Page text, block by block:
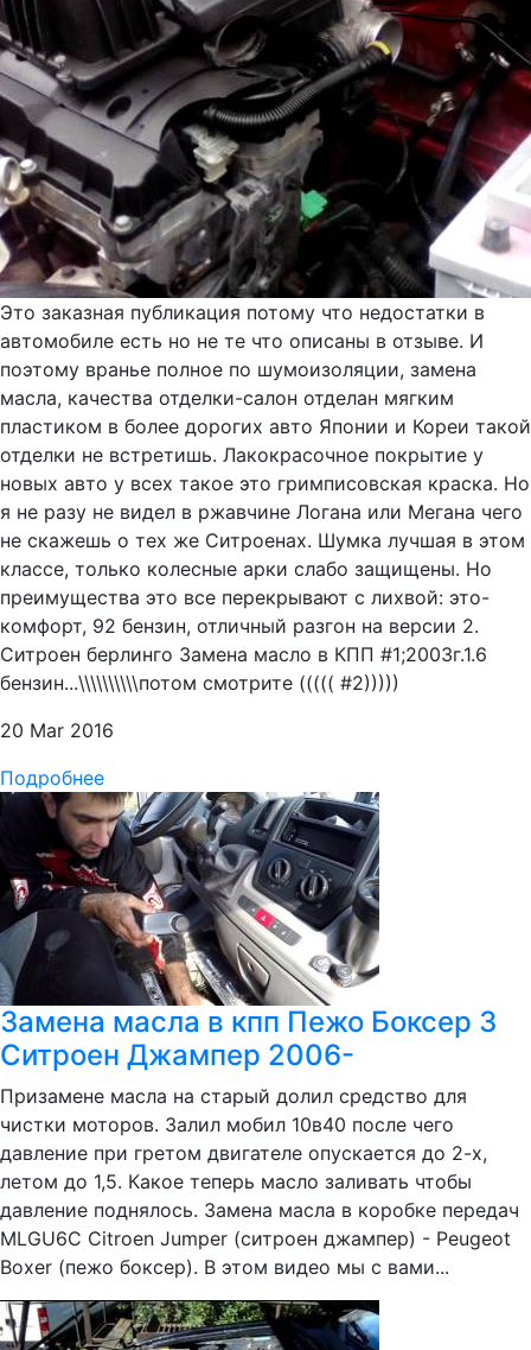
Это заказная публикация потому что недостатки в
автомобиле есть но не те что описаны в отзыве. И
поэтому вранье полное по шумоизоляции, замена
масла, качества отделки-салон отделан мягким
пластиком в более дорогих авто Японии и Кореи такой
отделки не встретишь. Лакокрасочное покрытие у
новых авто у всех такое это гримписовская краска. Но
я не разу не видел в ржавчине Логана или Мегана чего
не скажешь о тех же Ситроенах. Шумка лучшая в этом
классе, только колесные арки слабо защищены. Но
преимущества это все перекрывают с лихвой: это-
комфорт, 92 бензин, отличный разгон на версии 2.
Ситроен берлинго Замена масло в КПП #1;2003г.1.6
бензин...\\\\\\\\\\потом смотрите ((((( #2)))))
20 Mar 2016
Подробнее
Замена масла в кпп Пежо Боксер 3
Ситроен Джампер 2006-
Призамене масла на старый долил средство для
чистки моторов. Залил мобил 10в40 после чего
давление при гретом двигателе опускается до 2-х,
летом до 1,5. Какое теперь масло заливать чтобы
давление поднялось. Замена масла в коробке передач
MLGU6C Citroen Jumper (ситроен джампер) - Peugeot
Boxer (пежо боксер). В этом видео мы с вами...